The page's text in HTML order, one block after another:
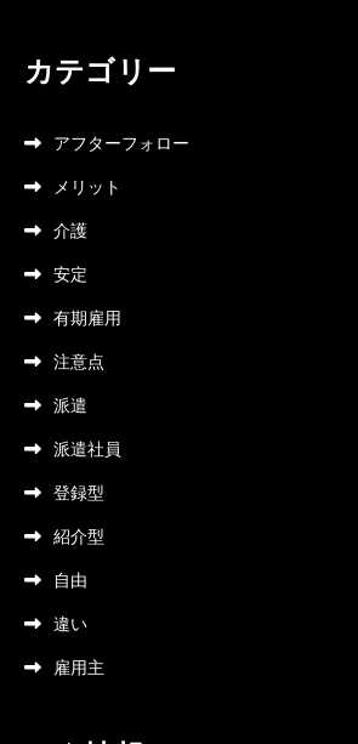
カテゴリー
アフターフォロー
メリット
介護
安定
有期雇用
注意点
派遣
派遣社員
登録型
紹介型
自由
違い
雇用主